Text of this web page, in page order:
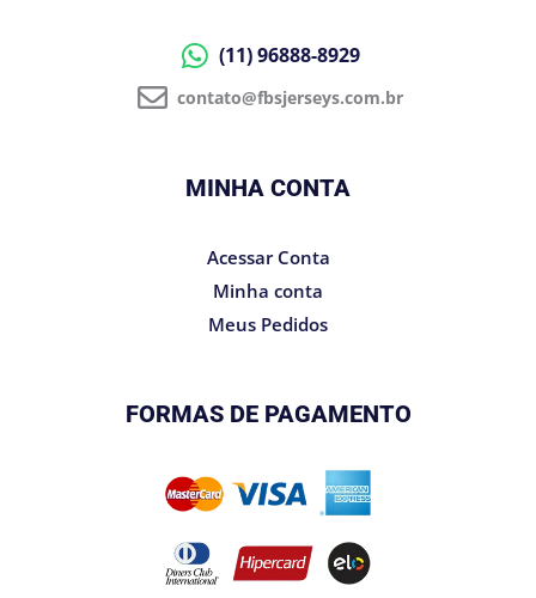
(11) 96888-8929
contato@fbsjerseys.com.br
MINHA CONTA
Acessar Conta
Minha conta
Meus Pedidos
FORMAS DE PAGAMENTO